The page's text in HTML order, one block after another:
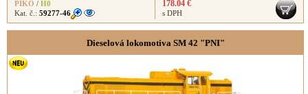
PIKO / H0
Kat. č.: 59277-46
178.04 €
s DPH
Dieselová lokomotiva SM 42 "PNI"